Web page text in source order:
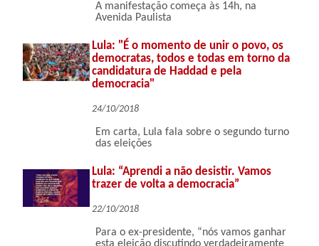
A manifestação começa às 14h, na
Avenida Paulista
Lula: "É o momento de unir o povo, os
democratas, todos e todas em torno da
candidatura de Haddad e pela
democracia"
24/10/2018
Em carta, Lula fala sobre o segundo turno
das eleições
Lula: “Aprendi a não desistir. Vamos
trazer de volta a democracia”
22/10/2018
Para o ex-presidente, “nós vamos ganhar